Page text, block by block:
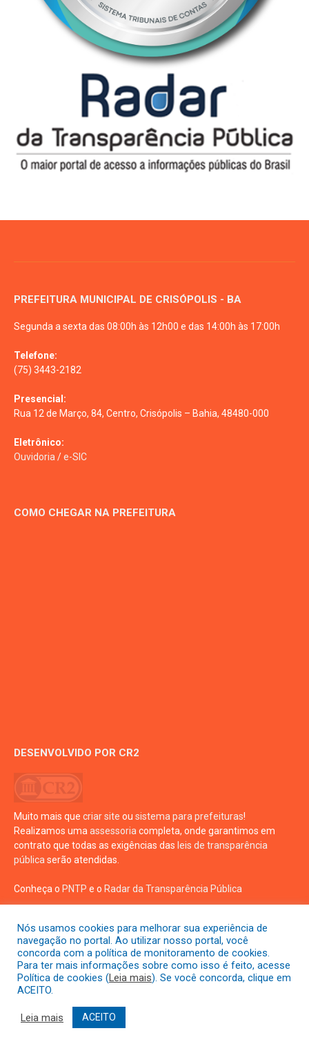
PREFEITURA MUNICIPAL DE CRISÓPOLIS - BA
Segunda a sexta das 08:00h às 12h00 e das 14:00h às 17:00h
Telefone:
(75) 3443-2182
Presencial:
Rua 12 de Março, 84, Centro, Crisópolis – Bahia, 48480-000
Eletrônico:
Ouvidoria /e-SIC
COMO CHEGAR NA PREFEITURA
DESENVOLVIDO POR CR2
Muito mais que criar site ou sistema para prefeituras!
Realizamos uma assessoria completa, onde garantimos em
contrato que todas as exigências das leis de transparência
pública serão atendidas.
Conheça o PNTP e o Radar da Transparência Pública
Todos os direitos reservados a prefeitura de Crisópolis
Mapa do Site
Nós usamos cookies para melhorar sua experiência de
navegação no portal. Ao utilizar nosso portal, você
concorda com a política de monitoramento de cookies.
Para ter mais informações sobre como isso é feito, acesse
Política de cookies (Leia mais). Se você concorda, clique em
ACEITO.
Leia mais ACEITO